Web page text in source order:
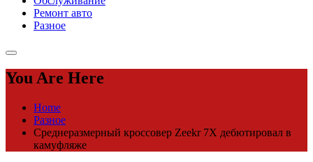
Ремонт авто
Разное
You Are Here
Home
Разное
Среднеразмерный кроссовер Zeekr 7X дебютировал в
камуфляже